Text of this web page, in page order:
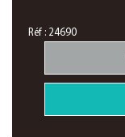
Réf : 24690